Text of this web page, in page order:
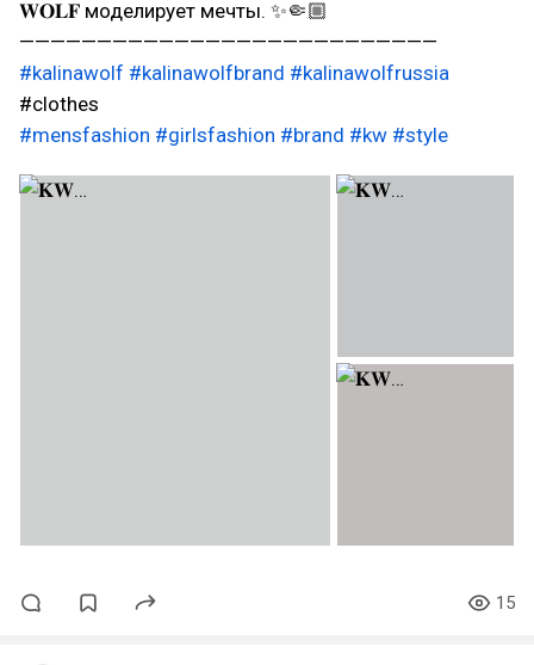
𝐖𝐎𝐋𝐅 моделирует мечты. ✨🤏🏼
———————————————————————————
#kalinawolf #kalinawolfbrand #kalinawolfrussia
#clothes
#mensfashion #girlsfashion #brand #kw #style
15